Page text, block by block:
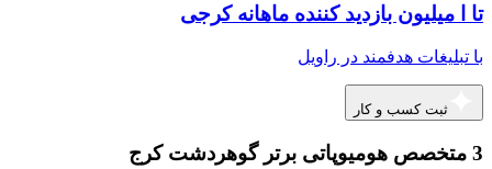
تا ا میلیون بازدید کننده ماهانه کرجی
با تبلیغات هدفمند در راویل
ثبت کسب و کار
3 متخصص هومیوپاتی برتر گوهردشت کرج